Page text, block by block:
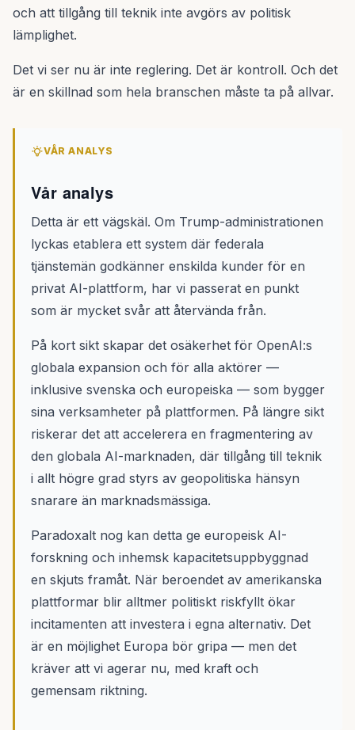
och att tillgång till teknik inte avgörs av politisk
lämplighet.
Det vi ser nu är inte reglering. Det är kontroll. Och det
är en skillnad som hela branschen måste ta på allvar.
VÅR ANALYS
Vår analys
Detta är ett vägskäl. Om Trump-administrationen
lyckas etablera ett system där federala
tjänstemän godkänner enskilda kunder för en
privat AI-plattform, har vi passerat en punkt
som är mycket svår att återvända från.
På kort sikt skapar det osäkerhet för OpenAI:s
globala expansion och för alla aktörer —
inklusive svenska och europeiska — som bygger
sina verksamheter på plattformen. På längre sikt
riskerar det att accelerera en fragmentering av
den globala AI-marknaden, där tillgång till teknik
i allt högre grad styrs av geopolitiska hänsyn
snarare än marknadsmässiga.
Paradoxalt nog kan detta ge europeisk AI-
forskning och inhemsk kapacitetsuppbyggnad
en skjuts framåt. När beroendet av amerikanska
plattformar blir alltmer politiskt riskfyllt ökar
incitamenten att investera i egna alternativ. Det
är en möjlighet Europa bör gripa — men det
kräver att vi agerar nu, med kraft och
gemensam riktning.